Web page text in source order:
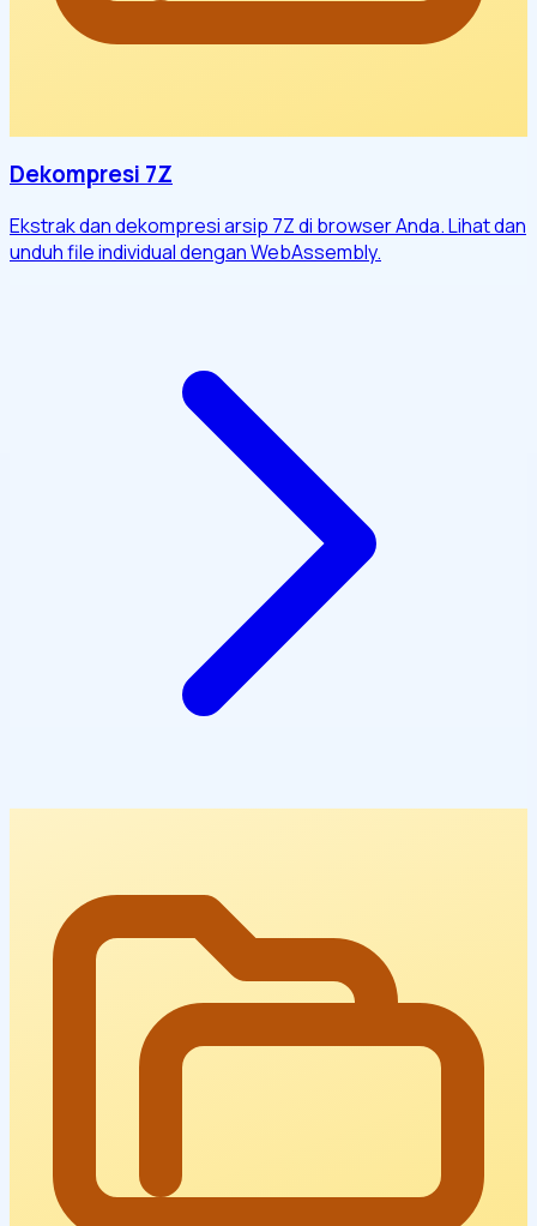
Dekompresi 7Z
Ekstrak dan dekompresi arsip 7Z di browser Anda. Lihat dan
unduh file individual dengan WebAssembly.